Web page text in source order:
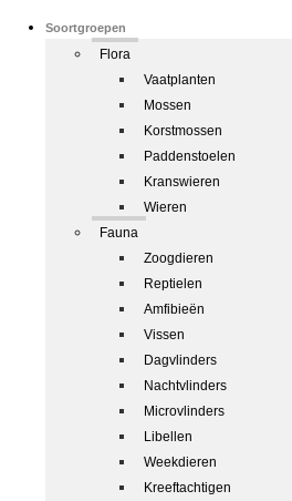
Soortgroepen
Flora
Vaatplanten
Mossen
Korstmossen
Paddenstoelen
Kranswieren
Wieren
Fauna
Zoogdieren
Reptielen
Amfibieën
Vissen
Dagvlinders
Nachtvlinders
Microvlinders
Libellen
Weekdieren
Kreeftachtigen